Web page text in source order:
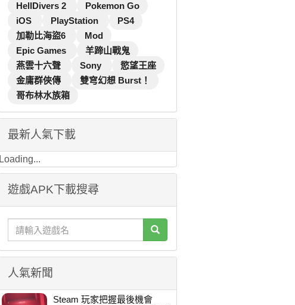
HellDivers 2
Pokemon Go
iOS
PlayStation
PS4
加勒比海盜6
Mod
Epic Games
羊蹄山戰鬼
燕雲十六聲
Sony
慾望王座
金庸群俠傳
雙穹幻想 Burst！
哥布林水族箱
最新人氣下載
Loading...
遊戲APK下載搜尋
人氣新聞
Steam 玩家把握最後機會